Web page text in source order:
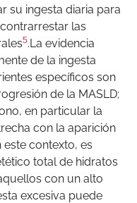
su ingesta diaria para
las
5.La evidencia
de la ingesta
específicos son
de la MASLD;
en particular la
con la aparición
este contexto, es
total de hidratos
con un alto
excesiva puede